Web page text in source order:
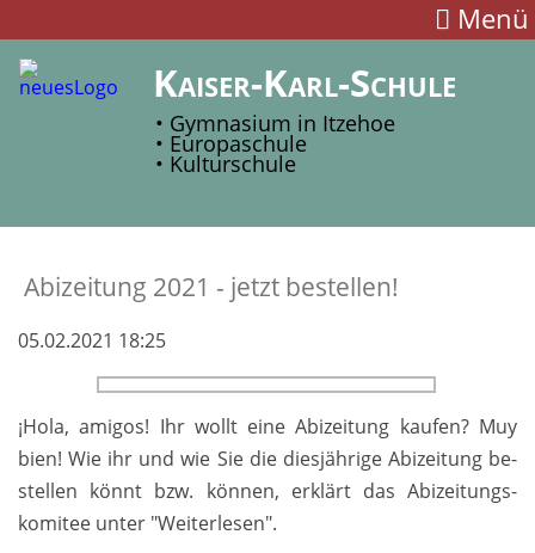
Menü
Kaiser-Karl-Schule
• Gymnasium in Itzehoe
• Europaschule
• Kulturschule
Abizeitung 2021 - jetzt bestellen!
05.02.2021 18:25
¡Hola, amigos! Ihr wollt eine Abi­zeitung kaufen? Muy
bien! Wie ihr und wie Sie die dies­jährige Abi­zeitung be­
stellen könnt bzw. können, er­klärt das Abi­zeitungs­
komitee unter "Weiter­lesen".